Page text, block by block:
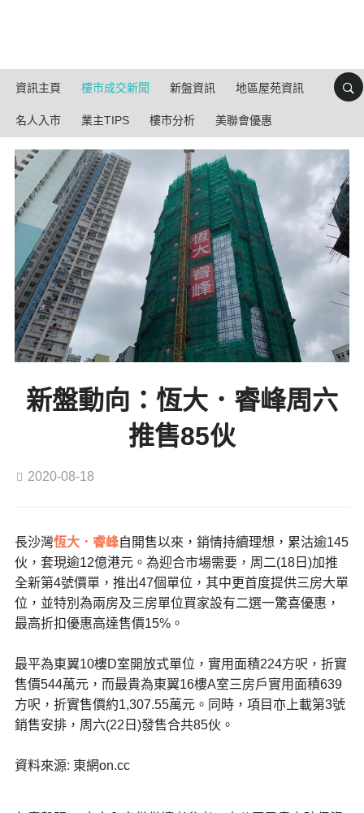
資訊主頁 樓市成交新聞 新盤資訊 地區屋苑資訊
名人入市 業主TIPS 樓市分析 美聯會優惠
新盤動向：恆大．睿峰周六
推售85伙
2020-08-18
長沙灣恆大．睿峰自開售以來，銷情持續理想，累沽逾145
伙，套現逾12億港元。為迎合市場需要，周二(18日)加推
全新第4號價單，推出47個單位，其中更首度提供三房大單
位，並特別為兩房及三房單位買家設有二選一驚喜優惠，
最高折扣優惠高達售價15%。
最平為東翼10樓D室開放式單位，實用面積224方呎，折實
售價544萬元，而最貴為東翼16樓A室三房戶實用面積639
方呎，折實售價約1,307.55萬元。同時，項目亦上載第3號
銷售安排，周六(22日)發售合共85伙。
資料來源: 東網on.cc